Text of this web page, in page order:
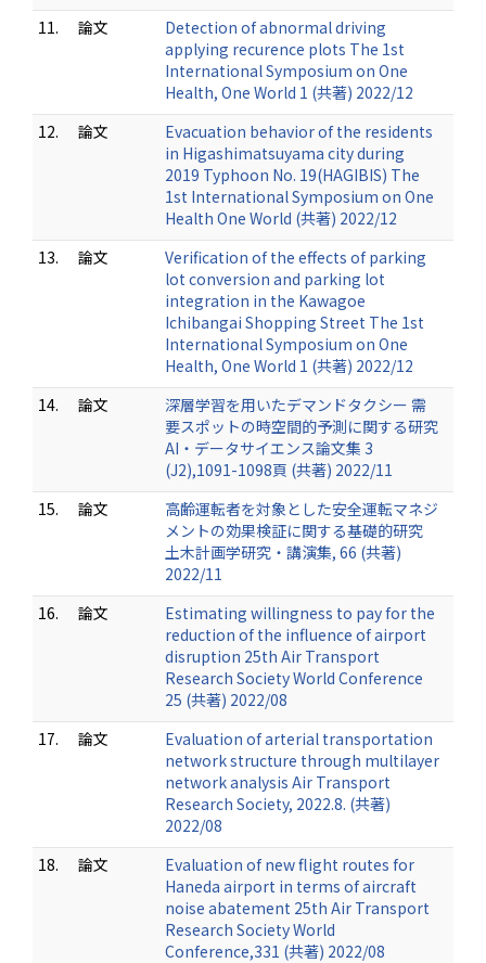
11.
論文
Detection of abnormal driving
applying recurence plots The 1st
International Symposium on One
Health, One World 1 (共著) 2022/12
12.
論文
Evacuation behavior of the residents
in Higashimatsuyama city during
2019 Typhoon No. 19(HAGIBIS) The
1st International Symposium on One
Health One World (共著) 2022/12
13.
論文
Verification of the effects of parking
lot conversion and parking lot
integration in the Kawagoe
Ichibangai Shopping Street The 1st
International Symposium on One
Health, One World 1 (共著) 2022/12
14.
論文
深層学習を用いたデマンドタクシー 需
要スポットの時空間的予測に関する研究
AI・データサイエンス論文集 3
(J2),1091-1098頁 (共著) 2022/11
15.
論文
高齢運転者を対象とした安全運転マネジ
メントの効果検証に関する基礎的研究
土木計画学研究・講演集, 66 (共著)
2022/11
16.
論文
Estimating willingness to pay for the
reduction of the influence of airport
disruption 25th Air Transport
Research Society World Conference
25 (共著) 2022/08
17.
論文
Evaluation of arterial transportation
network structure through multilayer
network analysis Air Transport
Research Society, 2022.8. (共著)
2022/08
18.
論文
Evaluation of new flight routes for
Haneda airport in terms of aircraft
noise abatement 25th Air Transport
Research Society World
Conference,331 (共著) 2022/08